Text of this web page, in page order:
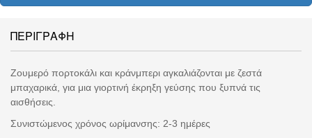
ΠΕΡΙΓΡΑΦΗ
Ζουμερό πορτοκάλι και κράνμπερι αγκαλιάζονται με ζεστά
μπαχαρικά, για μια γιορτινή έκρηξη γεύσης που ξυπνά τις
αισθήσεις.
Συνιστώμενος χρόνος ωρίμανσης: 2-3 ημέρες